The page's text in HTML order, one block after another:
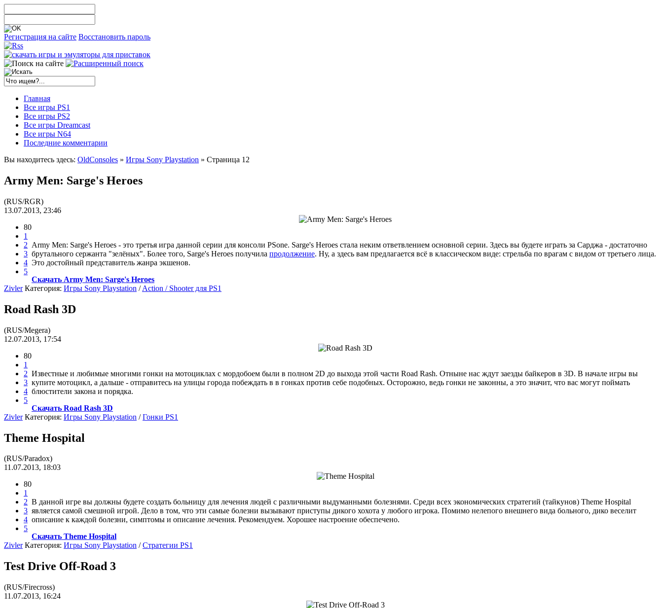
Регистрация на сайте Восстановить пароль
Главная
Все игры PS1
Все игры PS2
Все игры Dreamcast
Все игры N64
Последние комментарии
Вы находитесь здесь: OldConsoles » Игры Sony Playstation » Страница 12
Army Men: Sarge's Heroes
(RUS/RGR)
13.07.2013, 23:46
80
1
2
3
4
5
Army Men: Sarge's Heroes - это третья игра данной серии для консоли PSone. Sarge's Heroes стала неким ответвлением основной серии. Здесь вы будете играть за Сарджа - достаточно
брутального сержанта "зелёных". Более того, Sarge's Heroes получила продолжение. Ну, а здесь вам предлагается всё в классическом виде: стрельба по врагам с видом от третьего лица.
Это достойный представитель жанра экшенов.
Скачать Army Men: Sarge's Heroes
Zivler Категория: Игры Sony Playstation /Action / Shooter для PS1
Road Rash 3D
(RUS/Megera)
12.07.2013, 17:54
80
1
2
3
4
5
Известные и любимые многими гонки на мотоциклах с мордобоем были в полном 2D до выхода этой части Road Rash. Отныне нас ждут заезды байкеров в 3D. В начале игры вы
купите мотоцикл, а дальше - отправитесь на улицы города побеждать в в гонках против себе подобных. Осторожно, ведь гонки не законны, а это значит, что вас могут поймать
блюстители закона и порядка.
Скачать Road Rash 3D
Zivler Категория: Игры Sony Playstation /Гонки PS1
Theme Hospital
(RUS/Paradox)
11.07.2013, 18:03
80
1
2
3
4
5
В данной игре вы должны будете создать больницу для лечения людей с различными выдуманными болезнями. Среди всех экономических стратегий (тайкунов) Theme Hospital
является самой смешной игрой. Дело в том, что эти самые болезни вызывают приступы дикого хохота у любого игрока. Помимо нелепого внешнего вида больного, дико веселит
описание к каждой болезни, симптомы и описание лечения. Рекомендуем. Хорошее настроение обеспечено.
Скачать Theme Hospital
Zivler Категория: Игры Sony Playstation /Стратегии PS1
Test Drive Off-Road 3
(RUS/Firecross)
11.07.2013, 16:24